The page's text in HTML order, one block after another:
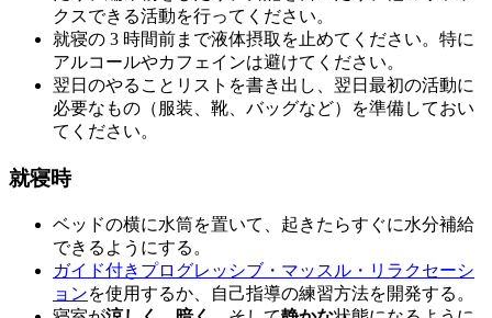
クスできる活動を行ってください。
就寝の 3 時間前まで液体摂取を止めてください。特に
アルコールやカフェインは避けてください。
翌日のやることリストを書き出し、翌日最初の活動に
必要なもの（服装、靴、バッグなど）を準備しておい
てください。
就寝時
ベッドの横に水筒を置いて、起きたらすぐに水分補給
できるようにする。
ガイド付きプログレッシブ・マッスル・リラクセーシ
ョンを使用するか、自己指導の練習方法を開発する。